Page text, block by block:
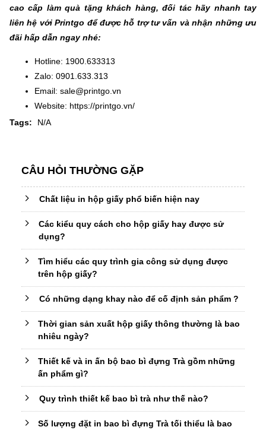
cao cấp làm quà tặng khách hàng, đối tác hãy nhanh tay
liên hệ với Printgo để được hỗ trợ tư vấn và nhận những ưu
đãi hấp dẫn ngay nhé:
Hotline: 1900.633313
Zalo: 0901.633.313
Email: sale@printgo.vn
Website: https://printgo.vn/
Tags:
N/A
CÂU HỎI THƯỜNG GẶP
Chất liệu in hộp giấy phổ biến hiện nay
Các kiểu quy cách cho hộp giấy hay được sử
dụng?
Tìm hiểu các quy trình gia công sử dụng được
trên hộp giấy?
Có những dạng khay nào để cố định sản phẩm ?
Thời gian sản xuất hộp giấy thông thường là bao
nhiêu ngày?
Thiết kế và in ấn bộ bao bì đựng Trà gồm những
ấn phẩm gì?
Quy trình thiết kế bao bì trà như thế nào?
Số lượng đặt in bao bì đựng Trà tối thiểu là bao